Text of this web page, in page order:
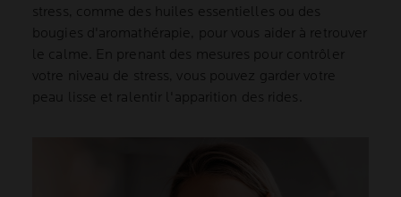
stress, comme des huiles essentielles ou des
bougies d'aromathérapie, pour vous aider à retrouver
le calme. En prenant des mesures pour contrôler
votre niveau de stress, vous pouvez garder votre
peau lisse et ralentir l'apparition des rides.